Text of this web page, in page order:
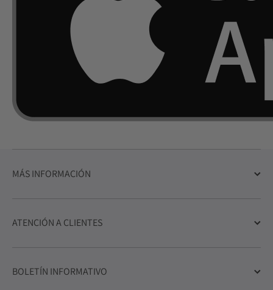
MÁS INFORMACIÓN
ATENCIÓN A CLIENTES
BOLETÍN INFORMATIVO